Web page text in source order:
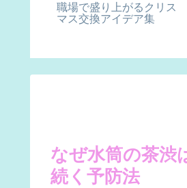
職場で盛り上がるクリス
マス交換アイデア集
なぜ水筒の茶渋
続く予防法